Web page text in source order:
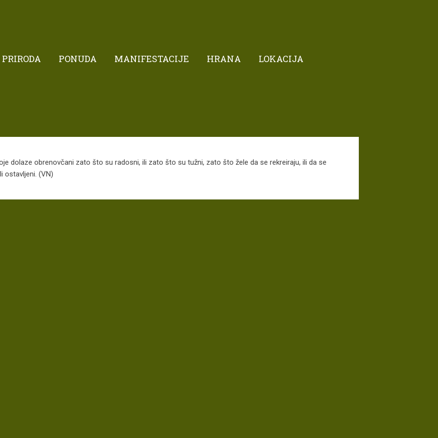
PRIRODA PONUDA MANIFESTACIJE HRANA LOKACIJA
dolaze obrenovčani zato što su radosni, ili zato što su tužni, zato što žele da se rekreiraju, ili da se
ostavljeni. (VN)